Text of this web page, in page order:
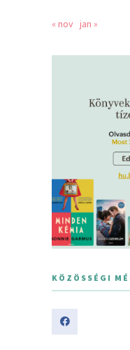
« nov jan »
KÖZÖSSÉGI